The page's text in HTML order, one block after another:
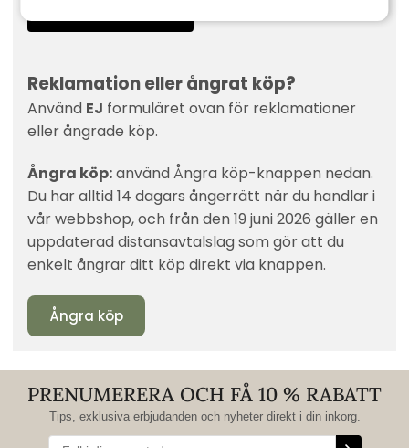
Skicka meddelande
Reklamation eller ångrat köp?
Använd EJ formuläret ovan för reklamationer
eller ångrade köp.
Ångra köp:använd Ångra köp-knappen nedan.
Du har alltid 14 dagars ångerrätt när du handlar i
vår webbshop, och från den 19 juni 2026 gäller en
uppdaterad distansavtalslag som gör att du
enkelt ångrar ditt köp direkt via knappen.
Ångra köp
PRENUMERERA OCH FÅ 10 % RABATT
Tips, exklusiva erbjudanden och nyheter direkt i din inkorg.